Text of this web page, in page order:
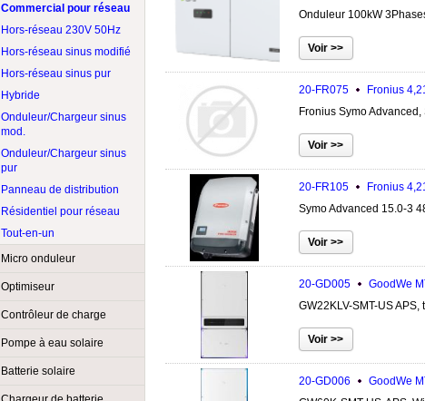
LONGI Solar
Lumera Solar
Philadelphia Solar
Rematek-Energie
RenewSys
SunForce
Xantrex
500W @ 599W
600W @ 699W
Accessoires
Flexible
Hybride
Tour pour éoliennes
Cotek
CPS
Exeltech
Fronius
GoodWe
Growatt America
Magnum Energy
MidNite Solar
Morningstar
NITRO
OutBack Power
Phocos
SMA
Sol-Ark
SolarEdge
Victron Energy
Commercial pour réseau
Hors-réseau 230V 50Hz
Hors-réseau sinus modifié
Hors-réseau sinus pur
Hybride
Onduleur/Chargeur sinus
mod.
Onduleur/Chargeur sinus
pur
Panneau de distribution
Résidentiel pour réseau
Tout-en-un
Micro onduleur
Fabricants
Hoymiles
Résidentiel pour réseau
Optimiseur
Fabricants
Tigo
Contrôleur de charge
Fabricants
Pompe à eau solaire
Fabricants
Batterie solaire
Fabricants
Onduleur 100kW
20-FR075 Fronius
Fronius Symo
20-FR105 Fronius
Symo Advanced 15.0-3
20-GD005 GoodWe
GW22KLV-SMT-US
20-GD006 GoodWe